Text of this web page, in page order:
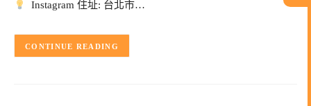
Instagram 住址: 台北市…
CONTINUE READING